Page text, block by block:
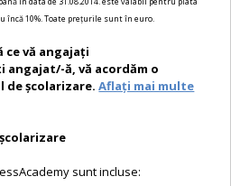
încă 10%. Toate preţurile sunt în euro.
vă angajaţi
angajat/-ă, vă acordăm o
de şcolarizare.Aflaţi mai multe
sunt incluse: